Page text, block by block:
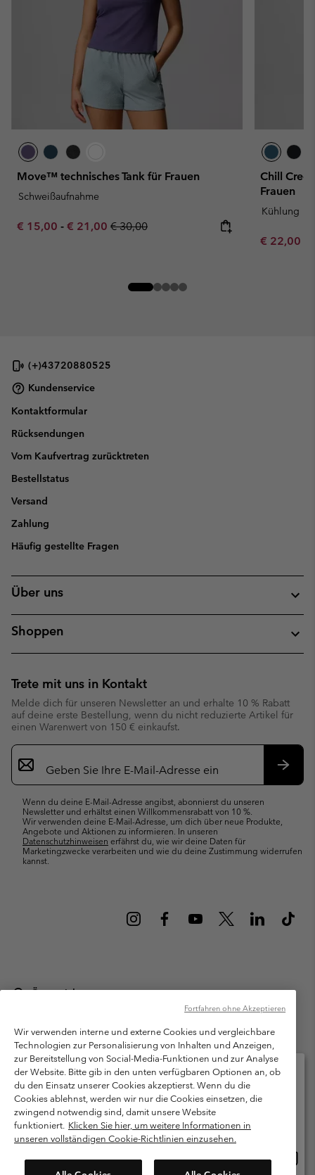
Move™ technisches Tank für Frauen
Schweißaufnahme
Minimum sale price:
€ 15,00 - Maximum sale price:
€ 21,00 Regular price:
€ 30,00
Chill
Frauen
Kühlung
Minimum
€ 22,00
(+)43720880525
Kundenservice
Kontaktformular
Rücksendungen
Vom Kaufvertrag zurücktreten
Bestellstatus
Versand
Zahlung
Häufig gestellte Fragen
Über uns
Shoppen
Trete mit uns in Kontakt
Melde dich für unseren Newsletter an und erhalte 10 % Rabatt
auf deine erste Bestellung, wenn du nicht reduzierte Artikel für
einen Warenwert von 150 € einkaufst.
Newsletter-
Anmeldung
Wenn du deine E-Mail-Adresse angibst, abonnierst du unseren
Newsletter und erhältst einen Willkommensrabatt von 10 %.
Wir verwenden deine E-Mail-Adresse, um dich über neue Produkte,
Angebote und Aktionen zu informieren. In unseren
Datenschutzhinweisen erfährst du, wie wir deine Daten für
Marketingzwecke verarbeiten und wie du deine Zustimmung widerrufen
kannst.
Österreich
Columbia Sportswear Austria GmbH. Moosfeldstraße 1, 5101
Bergheim, Salzburg Österreich. Alle Rechte vorbehalten.
Nutzungsbedingungen
Allgemeine Verkaufsbedingungen
Garantie
Datenschutzerklärung
Bestimmungen und Bedingungen des Mitglieder Programms
Nutzungsbedingungen Für Nutzergenerierte Inhalte
Cookies
Kundenservice: Mo- Fr. 9:00 - 13:00 & 14:00- 18:00 Uhr
Wir verwenden interne und externe Cookies und vergleichbare
Technologien zur Personalisierung von Inhalten und Anzeigen,
zur Bereitstellung von Social-Media-Funktionen und zur Analyse
der Website. Bitte gib in den unten verfügbaren Optionen an, ob
du den Einsatz unserer Cookies akzeptierst. Wenn du die
Cookies ablehnst, werden wir nur die Cookies einsetzen, die
zwingend notwendig sind, damit unsere Website
funktioniert. Klicken Sie hier, um weitere Informationen in
unseren vollständigen Cookie-Richtlinien einzusehen.
Fortfahren ohne Akzeptieren
Bitte wählen Sie Ihr Lieferland und Ihre Sprache
Online-Einkauf verfügbar